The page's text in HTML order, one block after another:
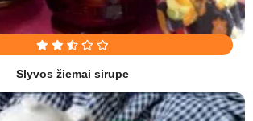
Slyvos žiemai sirupe